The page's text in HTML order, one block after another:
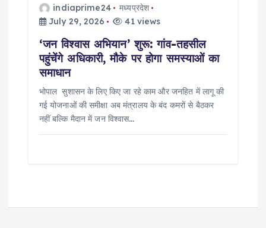
indiaprime24
मध्यप्रदेश
July 29, 2026
41 views
‘जन विश्वास अभियान’ शुरू: गांव-तहसील
पहुंचेंगे अधिकारी, मौके पर होगा समस्याओं का
समाधान
भोपाल सुशासन के लिए किए जा रहे काम और जनहित में लागू की
गई योजनाओं की समीक्षा अब मंत्रालय के बंद कमरों से बैठकर
नहीं बल्कि मैदान में जन विश्वास…